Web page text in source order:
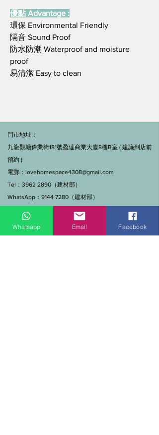
優點 Advantage :
環保 Environmental Friendly
隔音 Sound Proof
防水防潮 Waterproof and moisture
proof
易清潔 Easy to clean
門市地址：
九龍觀塘偉業街181號盈達商業大廈8樓B室 ( 建議到店前
預約 )
電郵： lovehomespace4308@gmail.com
Tel：3962 2890（建材部）
WhatsApp：9144 7280（建材部）
線上及電話查詢：9:00-18:00（假日照常）。
Whatsapp Email Facebook